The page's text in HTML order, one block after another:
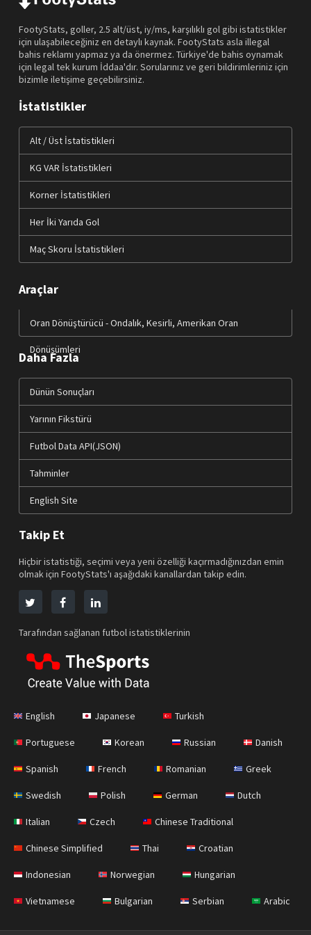
FootyStats, goller, 2.5 alt/üst, iy/ms, karşılıklı gol gibi istatistikler
için ulaşabileceğiniz en detaylı kaynak. FootyStats asla illegal
bahis reklamı yapmaz ya da önermez. Türkiye'de bahis oynamak
için legal tek kurum İddaa'dır. Sorularınız ve geri bildirimleriniz için
bizimle iletişime geçebilirsiniz.
İstatistikler
Alt / Üst İstatistikleri
KG VAR İstatistikleri
Korner İstatistikleri
Her İki Yarıda Gol
Maç Skoru İstatistikleri
Araçlar
Oran Dönüştürücü - Ondalık, Kesirli, Amerikan Oran
Dönüşümleri
Daha Fazla
Dünün Sonuçları
Yarının Fikstürü
Futbol Data API(JSON)
Tahminler
English Site
Takip Et
Hiçbir istatistiği, seçimi veya yeni özelliği kaçırmadığınızdan emin
olmak için FootyStats'ı aşağıdaki kanallardan takip edin.
Tarafından sağlanan futbol istatistiklerinin
English Japanese Turkish
Portuguese Korean Russian Danish
Spanish French Romanian Greek
Swedish Polish German Dutch
Italian Czech Chinese Traditional
Chinese Simplified Thai Croatian
Indonesian Norwegian Hungarian
Vietnamese Bulgarian Serbian Arabic